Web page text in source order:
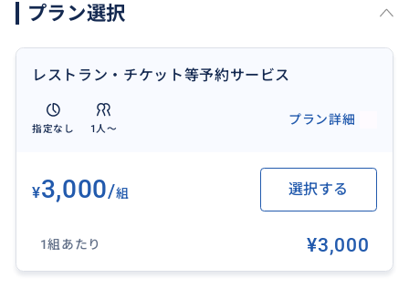
す。
プラン選択
レストラン・チケット等予約サービス
指定なし 1人〜
プラン詳細
¥3,000/組 選択する
1組あたり ¥3,000